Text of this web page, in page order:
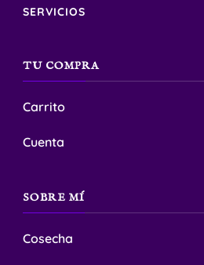
SERVICIOS
TU COMPRA
Carrito
Cuenta
SOBRE MÍ
Cosecha